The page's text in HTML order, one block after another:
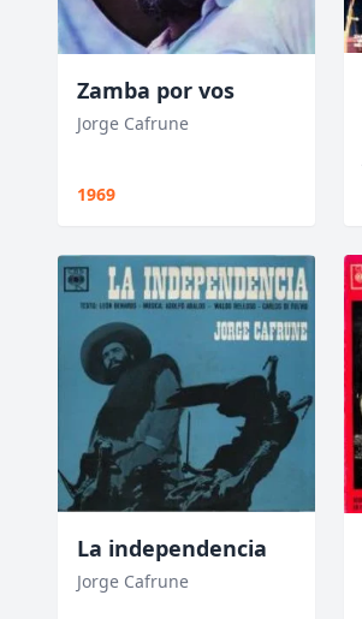
Zamba por vos
Jorge Cafrune
1969
La independencia
Jorge Cafrune